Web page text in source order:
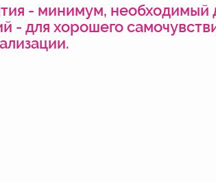
- минимум, необходимый
- для хорошего